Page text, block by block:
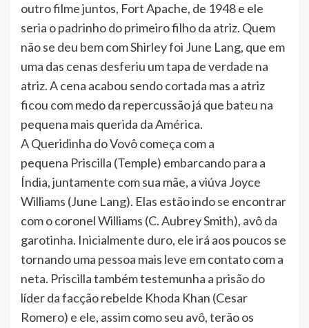
outro filme juntos, Fort Apache, de 1948 e ele
seria o padrinho do primeiro filho da atriz. Quem
não se deu bem com Shirley foi June Lang, que em
uma das cenas desferiu um tapa de verdade na
atriz. A cena acabou sendo cortada mas a atriz
ficou com medo da repercussão já que bateu na
pequena mais querida da América.
A Queridinha do Vovô começa com a
pequena Priscilla (Temple) embarcando para a
Índia, juntamente com sua mãe, a viúva Joyce
Williams (June Lang). Elas estão indo se encontrar
com o coronel Williams (C. Aubrey Smith), avô da
garotinha. Inicialmente duro, ele irá aos poucos se
tornando uma pessoa mais leve em contato com a
neta. Priscilla também testemunha a prisão do
líder da facção rebelde Khoda Khan (Cesar
Romero) e ele, assim como seu avô, terão os